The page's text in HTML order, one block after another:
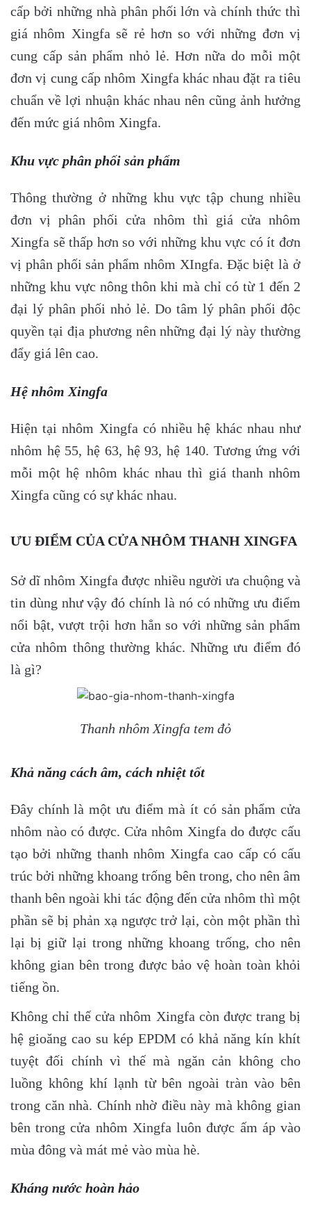
cấp bởi những nhà phân phối lớn và chính thức thì
giá nhôm Xingfa sẽ rẻ hơn so với những đơn vị
cung cấp sản phẩm nhỏ lẻ. Hơn nữa do mỗi một
đơn vị cung cấp nhôm Xingfa khác nhau đặt ra tiêu
chuẩn về lợi nhuận khác nhau nên cũng ảnh hưởng
đến mức giá nhôm Xingfa.
Khu vực phân phối sản phẩm
Thông thường ở những khu vực tập chung nhiều
đơn vị phân phối cửa nhôm thì giá cửa nhôm
Xingfa sẽ thấp hơn so với những khu vực có ít đơn
vị phân phối sản phẩm nhôm XIngfa. Đặc biệt là ở
những khu vực nông thôn khi mà chỉ có từ 1 đến 2
đại lý phân phối nhỏ lẻ. Do tâm lý phân phối độc
quyền tại địa phương nên những đại lý này thường
đẩy giá lên cao.
Hệ nhôm Xingfa
Hiện tại nhôm Xingfa có nhiều hệ khác nhau như
nhôm hệ 55, hệ 63, hệ 93, hệ 140. Tương ứng với
mỗi một hệ nhôm khác nhau thì giá thanh nhôm
Xingfa cũng có sự khác nhau.
ƯU ĐIỂM CỦA CỬA NHÔM THANH XINGFA
Sở dĩ nhôm Xingfa được nhiều người ưa chuộng và
tin dùng như vậy đó chính là nó có những ưu điểm
nổi bật, vượt trội hơn hẳn so với những sản phẩm
cửa nhôm thông thường khác. Những ưu điểm đó
là gì?
Thanh nhôm Xingfa tem đỏ
Khả năng cách âm, cách nhiệt tốt
Đây chính là một ưu điểm mà ít có sản phẩm cửa
nhôm nào có được. Cửa nhôm Xingfa do được cấu
tạo bởi những thanh nhôm Xingfa cao cấp có cấu
trúc bởi những khoang trống bên trong, cho nên âm
thanh bên ngoài khi tác động đến cửa nhôm thì một
phần sẽ bị phản xạ ngược trở lại, còn một phần thì
lại bị giữ lại trong những khoang trống, cho nên
không gian bên trong được bảo vệ hoàn toàn khỏi
tiếng ồn.
Không chỉ thế cửa nhôm Xingfa còn được trang bị
hệ gioăng cao su kép EPDM có khả năng kín khít
tuyệt đối chính vì thế mà ngăn cản không cho
luồng không khí lạnh từ bên ngoài tràn vào bên
trong căn nhà. Chính nhờ điều này mà không gian
bên trong cửa nhôm Xingfa luôn được ấm áp vào
mùa đông và mát mẻ vào mùa hè.
Kháng nước hoàn hảo